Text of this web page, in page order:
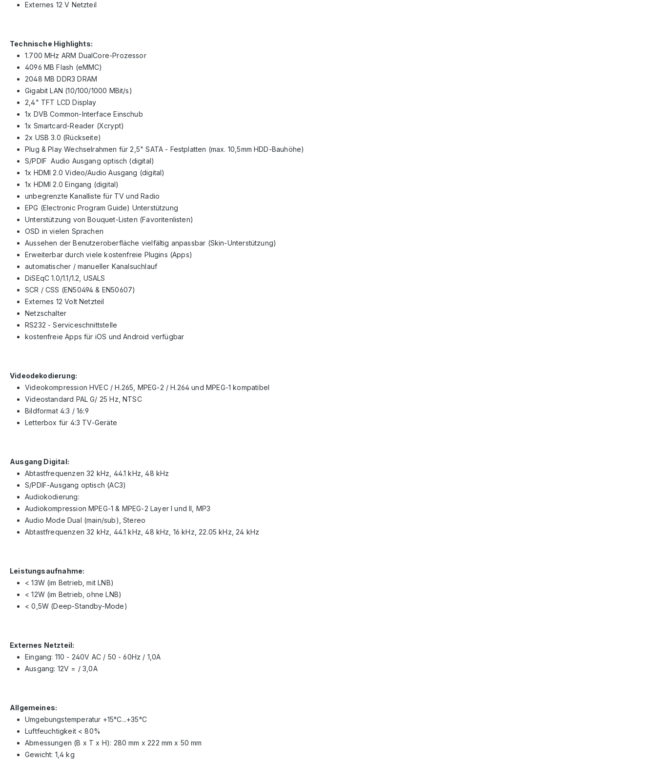
Externes 12 V Netzteil
Technische Highlights:
1.700 MHz ARM DualCore-Prozessor
4096 MB Flash (eMMC)
2048 MB DDR3 DRAM
Gigabit LAN (10/100/1000 MBit/s)
2,4" TFT LCD Display
1x DVB Common-Interface Einschub
1x Smartcard-Reader (Xcrypt)
2x USB 3.0 (Rückseite)
Plug & Play Wechselrahmen für 2,5" SATA - Festplatten (max. 10,5mm HDD-Bauhöhe)
S/PDIF Audio Ausgang optisch (digital)
1x HDMI 2.0 Video/Audio Ausgang (digital)
1x HDMI 2.0 Eingang (digital)
unbegrenzte Kanalliste für TV und Radio
EPG (Electronic Program Guide) Unterstützung
Unterstützung von Bouquet-Listen (Favoritenlisten)
OSD in vielen Sprachen
Aussehen der Benutzeroberfläche vielfältig anpassbar (Skin-Unterstützung)
Erweiterbar durch viele kostenfreie Plugins (Apps)
automatischer / manueller Kanalsuchlauf
DiSEqC 1.0/1.1/1.2, USALS
SCR / CSS (EN50494 & EN50607)
Externes 12 Volt Netzteil
Netzschalter
RS232 - Serviceschnittstelle
kostenfreie Apps für iOS und Android verfügbar
Videodekodierung:
Videokompression HVEC / H.265, MPEG-2 / H.264 und MPEG-1 kompatibel
Videostandard PAL G/ 25 Hz, NTSC
Bildformat 4:3 / 16:9
Letterbox für 4:3 TV-Geräte
Ausgang Digital:
Abtastfrequenzen 32 kHz, 44.1 kHz, 48 kHz
S/PDIF-Ausgang optisch (AC3)
Audiokodierung:
Audiokompression MPEG-1 & MPEG-2 Layer I und II, MP3
Audio Mode Dual (main/sub), Stereo
Abtastfrequenzen 32 kHz, 44.1 kHz, 48 kHz, 16 kHz, 22.05 kHz, 24 kHz
Leistungsaufnahme:
< 13W (im Betrieb, mit LNB)
< 12W (im Betrieb, ohne LNB)
< 0,5W (Deep-Standby-Mode)
Externes Netzteil:
Eingang: 110 - 240V AC / 50 - 60Hz / 1,0A
Ausgang: 12V = / 3,0A
Allgemeines:
Umgebungstemperatur +15°C...+35°C
Luftfeuchtigkeit < 80%
Abmessungen (B x T x H): 280 mm x 222 mm x 50 mm
Gewicht: 1,4 kg